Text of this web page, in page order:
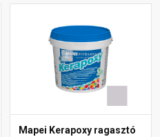
Mapei Kerapoxy ragasztó